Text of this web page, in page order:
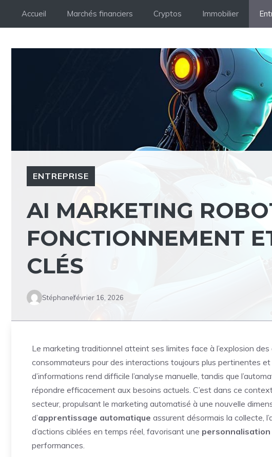
Accueil Marchés financiers Cryptos Immobilier
ENTREPRISE
AI MARKETING
FONCTIONNEMENT
CLÉS
Stéphanefévrier 16, 2026
Le marketing traditionnel atteint ses limites face à l’explosion
consommateurs pour des interactions toujours plus pertinentes
d’informations rend difficile l’analyse manuelle, tandis que
répondre efficacement aux besoins actuels. C’est dans ce
secteur, propulsant le marketing automatisé à une nouvelle
d’apprentissage automatique assurent désormais la collecte,
d’actions ciblées en temps réel, favorisant une personnalisation
performances.